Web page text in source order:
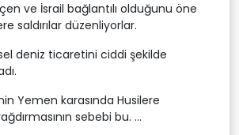
ve İsrail bağlantılı olduğunu öne
saldırılar düzenliyorlar.
deniz ticaretini ciddi şekilde
Yemen karasında Husilere
sebebi bu. ...